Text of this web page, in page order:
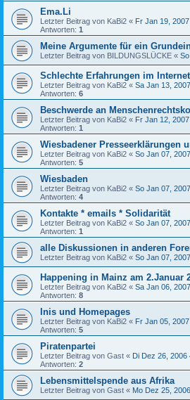
Ema.Li
Letzter Beitrag von KaBi2 « Fr Jan 19,
Antworten: 1
Meine Argumente für ein
Letzter Beitrag von BILDUNGSLÜCKE «
Schlechte Erfahrungen im
Letzter Beitrag von KaBi2 « Sa Jan 13,
Antworten: 6
Beschwerde an
Letzter Beitrag von KaBi2 « Fr Jan 12,
Antworten: 1
Wiesbadener Presseerklärungen
Letzter Beitrag von KaBi2 « So Jan 07,
Antworten: 5
Wiesbaden
Letzter Beitrag von KaBi2 « So Jan 07,
Antworten: 4
Kontakte * emails * Solidarität
Letzter Beitrag von KaBi2 « So Jan 07,
Antworten: 1
alle Diskussionen in anderen
Letzter Beitrag von KaBi2 « So Jan 07,
Happening in Mainz am 2.Januar
Letzter Beitrag von KaBi2 « Sa Jan 06,
Antworten: 8
Inis und Homepages
Letzter Beitrag von KaBi2 « Fr Jan 05,
Antworten: 5
Piratenpartei
Letzter Beitrag von Gast « Di Dez 26, 2006
Antworten: 2
Lebensmittelspende aus Afrika
Letzter Beitrag von Gast « Mo Dez 25,